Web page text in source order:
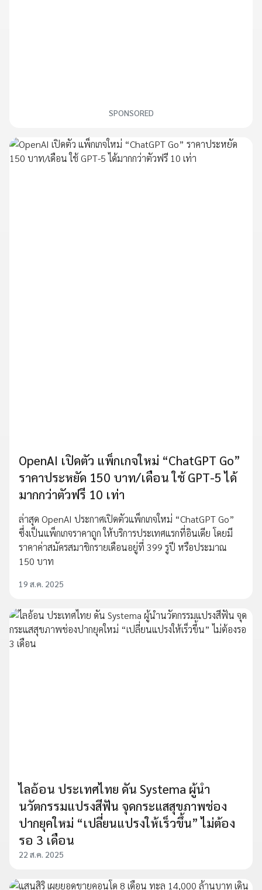
SPONSORED
OpenAI เปิดตัว แพ็กเกจใหม่ “ChatGPT Go”
ราคาประหยัด 150 บาท/เดือน ใช้ GPT-5 ได้
มากกว่าตัวฟรี 10 เท่า
ล่าสุด OpenAI ประกาศเปิดตัวแพ็กเกจใหม่ “ChatGPT Go”
ซึ่งเป็นแพ็กเกจราคาถูก ให้บริการประเทศแรกที่อินเดีย โดยมี
ราคาค่าสมัครสมาชิกรายเดือนอยู่ที่ 399 รูปี หรือประมาณ
150 บาท
19 ส.ค. 2025
ไลอ้อน ประเทศไทย ดัน Systema ผู้นำ
นวัตกรรมแปรงสีฟัน จุดกระแสสุขภาพช่อง
ปากยุคใหม่ “เปลี่ยนแปรงให้เร็วขึ้น” ไม่ต้อง
รอ 3 เดือน
22 ส.ค. 2025